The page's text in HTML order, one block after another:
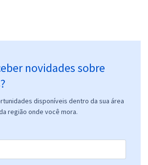
novidades sobre
disponíveis dentro da sua área
região onde você mora.